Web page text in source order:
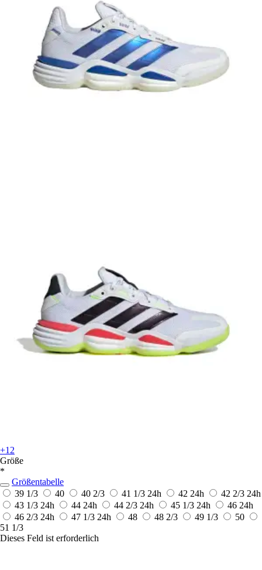
+12
Größe
*
Größentabelle
39 1/3
40 40 2/3 41 1/3 24h 42 24h 42 2/3 24h
43 1/3 24h 44 24h 44 2/3 24h 45 1/3 24h 46 24h
46 2/3 24h 47 1/3 24h 48 48 2/3 49 1/3
50
51 1/3
Dieses Feld ist erforderlich